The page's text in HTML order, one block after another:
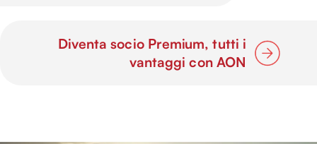
Diventa socio Premium, tutti i
vantaggi con AON